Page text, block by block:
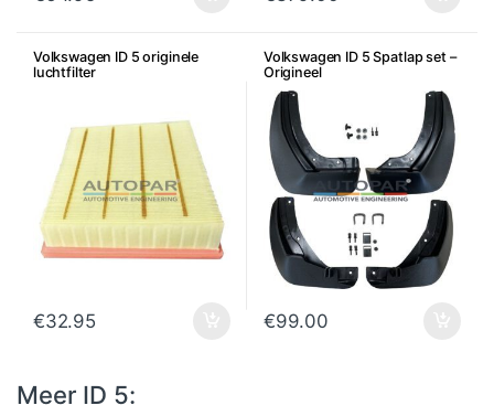
Volkswagen ID 5 originele
luchtfilter
€32.95
Volkswagen ID 5 Spatlap set –
Origineel
€99.00
Meer ID 5: